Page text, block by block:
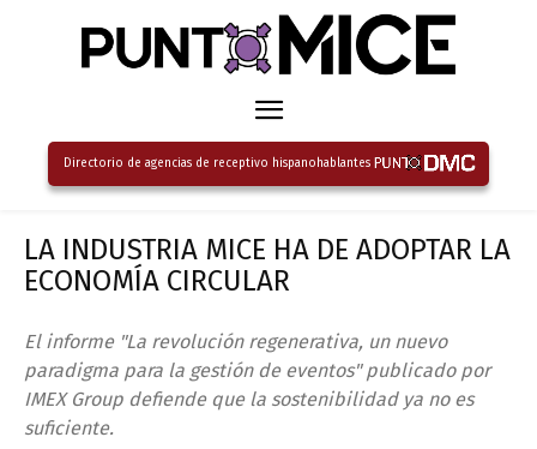
Directorio de agencias de receptivo hispanohablantes
LA INDUSTRIA MICE HA DE ADOPTAR LA
ECONOMÍA CIRCULAR
El informe "La revolución regenerativa, un nuevo
paradigma para la gestión de eventos" publicado por
IMEX Group defiende que la sostenibilidad ya no es
suficiente.